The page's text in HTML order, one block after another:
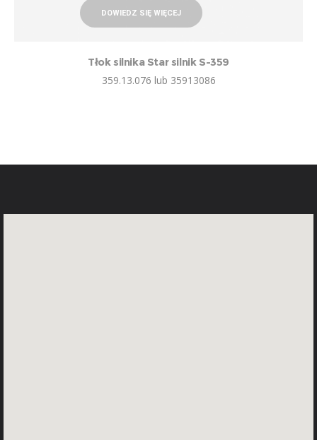
DOWIEDZ SIĘ WIĘCEJ
Tłok silnika Star silnik S-359
359.13.076 lub 35913086